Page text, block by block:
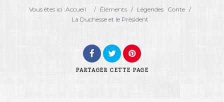
Catégorie
Vous êtes ici :Accueil / Éléments / Légendes Conte /
La Duchesse et le Président
PARTAGER CETTE PAGE